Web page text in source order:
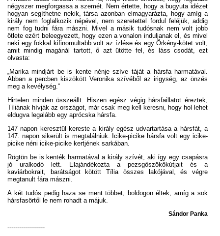
négyszer megforgassa a szemét. Nem értette, hogy a bugyuta idézet
hogyan segíthetne nekik, társa azonban elmagyarázta, hogy amíg a
király nem foglalkozik népével, nem szeretettel fordul feléjük, addig
nem fog tudni fára mászni. Mivel a másik tudósnak nem volt jobb
ötlete ezért beleegyezett, hogy ezen a vonalon induljanak el, és mivel
neki egy fokkal kifinomultabb volt az ízlése és egy Örkény-kötet volt,
amit mindig magánál tartott, ő azt ütötte fel, és láss csodát, ezt
olvasta:
„Marika mindjárt be is kente nénje szíve táját a hársfa harmatával.
Abban a percben kiszökött Veronika szívéből az irigység, az önzés
meg a kevélység.”
Hirtelen minden összeállt. Hiszen egész végig hársfaillatot éreztek,
Tíliának hívják az országot, már csak meg kell keresni, hogy hol lehet
eldugva legalább egy aprócska hársfa.
147 napon keresztül kereste a király egész udvartartása a hársfát, a
147. napon sikerült is megtalálniuk. Icike-picike hársfa volt egy icike-
picike néni icike-picike kertjének sarkában.
Rögtön be is kenték harmatával a király szívét, aki így egy csapásra
jó uralkodó lett. Elajándékozta a pezsgőszökőkútjait és a
kaviárbokrait, barátságot kötött Tília összes lakójával, és végre
megtanult fára mászni.
A két tudós pedig haza se ment többet, boldogon éltek, amíg a sok
hársfasörtől le nem rohadt a májuk.
Sándor Panka
-------------------